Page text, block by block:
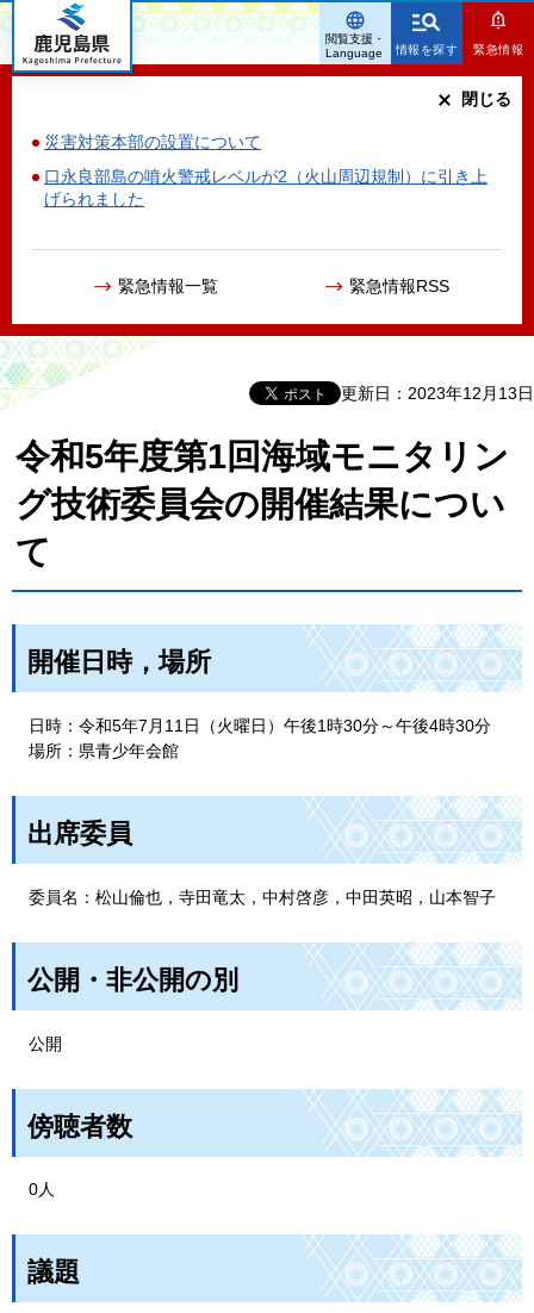
鹿児島県
情報を探す 緊急情報
災害対策本部の設置について
口永良部島の噴火警戒レベルが2（火山周辺規制）に引き上
げられました
緊急情報一覧 緊急情報RSS
閉じる
閲覧支援・
Language
更新日：2023年12月13日
令和5年度第1回海域モニタリン
グ技術委員会の開催結果につい
て
開催日時，場所
日時：令和5年7月11日（火曜日）午後1時30分～午後4時30分
場所：県青少年会館
出席委員
委員名：松山倫也，寺田竜太，中村啓彦，中田英昭，山本智子
公開・非公開の別
公開
傍聴者数
0人
議題